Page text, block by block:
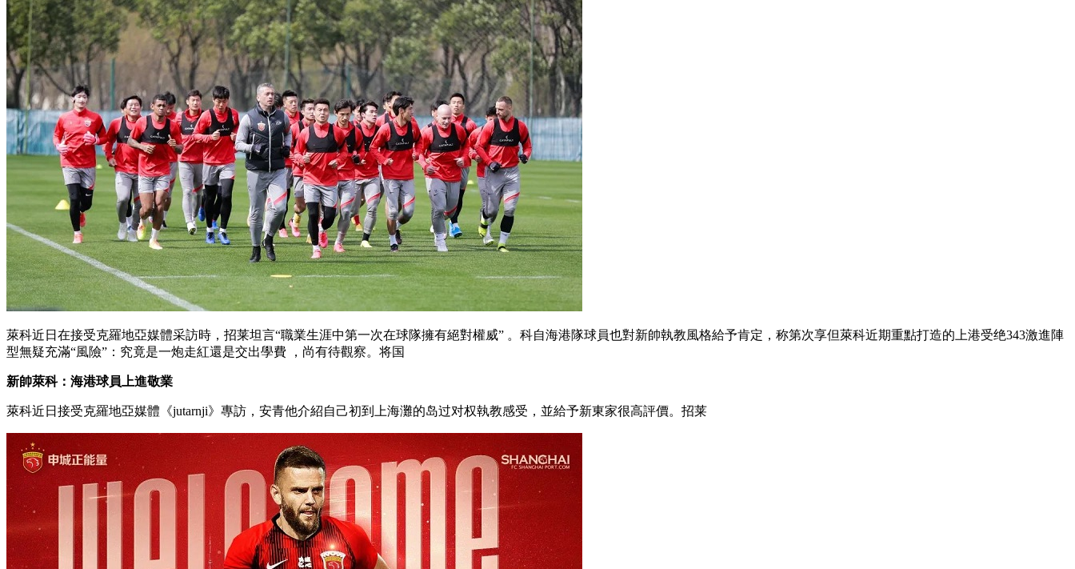
萊科近日在接受克羅地亞媒體采訪時，招莱坦言“職業生涯中第一次在球隊擁有絕對權威” 。科自海港隊球員也對新帥執教風格給予肯定 ，称第次享但萊科近期重點打造的上港受绝343激進陣
型無疑充滿“風險”：究竟是一炮走紅還是交出學費 ，尚有待觀察。将国
新帥萊科：海港球員上進敬業
萊科近日接受克羅地亞媒體《jutarnji》專訪 ，安青他介紹自己初到上海灘的岛过对权執教感受，並給予新東家很高評價。招莱